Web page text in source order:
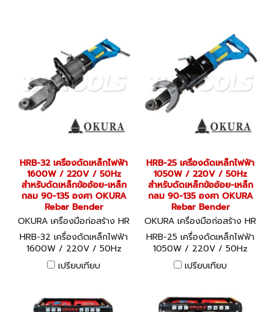
HRB-32 เครื่องดัดเหล็กไฟฟ้า
1600W / 220V / 50Hz
สำหรับดัดเหล็กข้ออ้อย-เหล็ก
กลม 90-135 องศา OKURA
Rebar Bender
OKURA เครื่องมือก่อสร้าง HR
B-32
HRB-32 เครื่องดัดเหล็กไฟฟ้า
1600W / 220V / 50Hz
สำหรับดัดเหล็กข้ออ้อย-เหล็ก
กลม 90-135 องศา OKURA
เปรียบเทียบ
HRB-25 เครื่องดัดเหล็กไฟฟ้า
1050W / 220V / 50Hz
สำหรับดัดเหล็กข้ออ้อย-เหล็ก
กลม 90-135 องศา OKURA
Rebar Bender
OKURA เครื่องมือก่อสร้าง HR
B-25
HRB-25 เครื่องดัดเหล็กไฟฟ้า
1050W / 220V / 50Hz
สำหรับดัดเหล็กข้ออ้อย-เหล็ก
กลม 90-135 องศา OKURA
เปรียบเทียบ